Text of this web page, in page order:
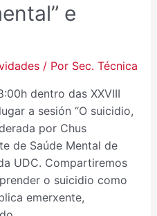
e
/ Por Sec. Técnica
dentro das XXVIII
a sesión “O suicidio,
por Chus
de Saúde Mental de
UDC. Compartiremos
o suicidio como
emerxente,